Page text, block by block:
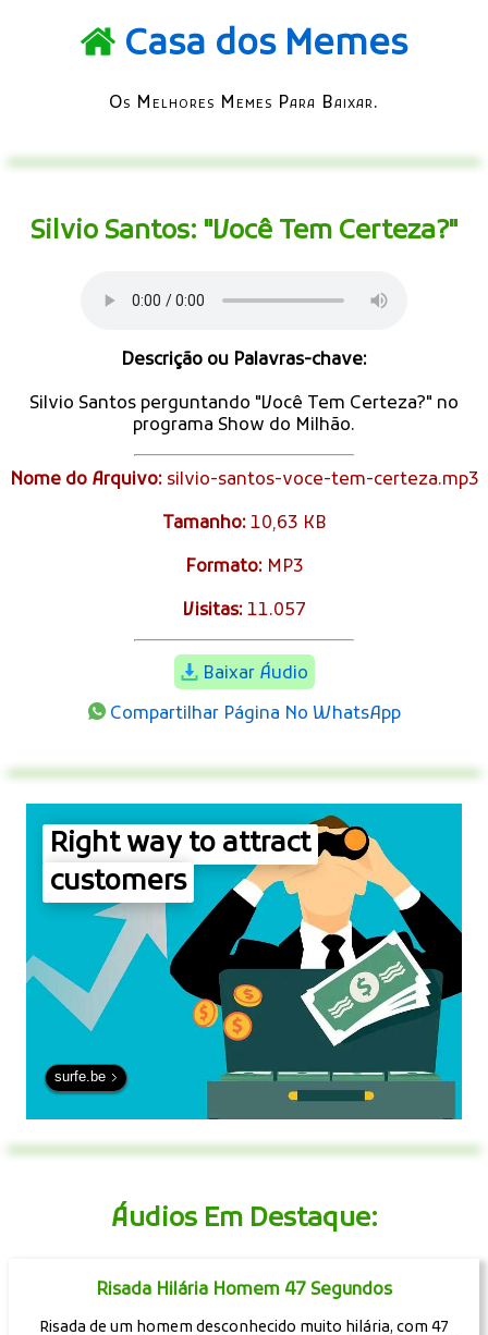
Casa dos Memes
Os Melhores Memes Para Baixar.
Silvio Santos: "Você Tem Certeza?"
Descrição ou Palavras-chave:
Silvio Santos perguntando "Você Tem Certeza?" no
programa Show do Milhão.
Nome do Arquivo:silvio-santos-voce-tem-certeza.mp3
Tamanho:10,63 KB
Formato:MP3
Visitas:11.057
Baixar Áudio
Compartilhar Página No WhatsApp
Right way to attract
customers
surfe.be
Áudios Em Destaque:
Risada Hilária Homem 47 Segundos
Risada de um homem desconhecido muito hilária, com 47